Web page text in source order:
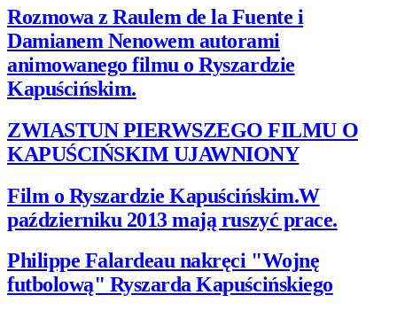
Rozmowa z Raulem de la Fuente i
Damianem Nenowem autorami
animowanego filmu o Ryszardzie
Kapuścińskim.
ZWIASTUN PIERWSZEGO FILMU O
KAPUŚCIŃSKIM UJAWNIONY
Film o Ryszardzie Kapuścińskim.W
październiku 2013 mają ruszyć prace.
Philippe Falardeau nakręci "Wojnę
futbolową" Ryszarda Kapuścińskiego